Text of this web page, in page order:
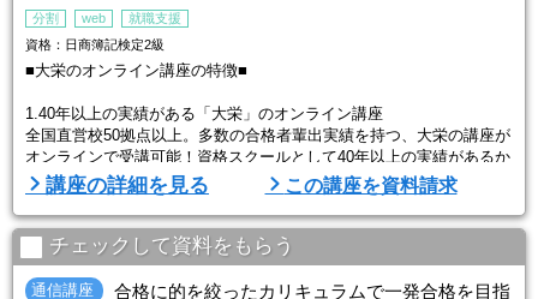
分割 web
就職支援
資格：日商簿記検定2級
■大栄のオンライン講座の特徴■
1.40年以上の実績がある「大栄」のオンライン講座
全国直営校50拠点以上。多数の合格者輩出実績を持つ、大栄の講座が
オンラインで受講可能！資格スクールとして40年以上の実績があるか
ら、内容も任せて安心。合格ノウハウが凝縮されている内容です。
2.「挫折させない」にこだわるサポート体制
学習管理の専門スタッフ 『キャリアナビゲーター』が定期的にカウ
ンセリングを行い、学習の進捗確認や学習に対する疑問点にお応えし
ます。学習内容の理解度や進捗を確認しながら、受 ...
講座の詳細を見る この講座を資料請求
チェックして資料をもらう
通信講座 合格に的を絞ったカリキュラムで一発合格を目指